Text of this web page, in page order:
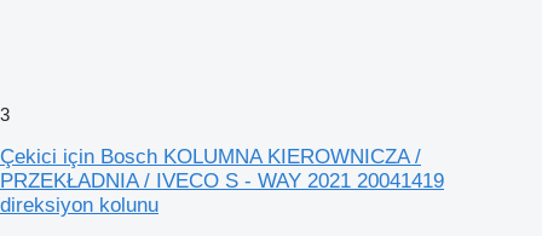
3
Çekici için Bosch KOLUMNA KIEROWNICZA /
PRZEKŁADNIA / IVECO S - WAY 2021 20041419
direksiyon kolunu